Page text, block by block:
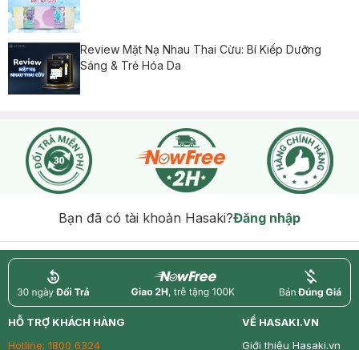
Review Mặt Nạ Nhau Thai Cừu: Bí Kiếp Dưỡng
Sáng & Trẻ Hóa Da
Bạn đã có tài khoản Hasaki?Đăng nhập
return nowfree price
HỖ TRỢ KHÁCH HÀNG
Hotline: 1800 6324
VỀ HASAKI.VN
Giới thiệu Hasaki.vn